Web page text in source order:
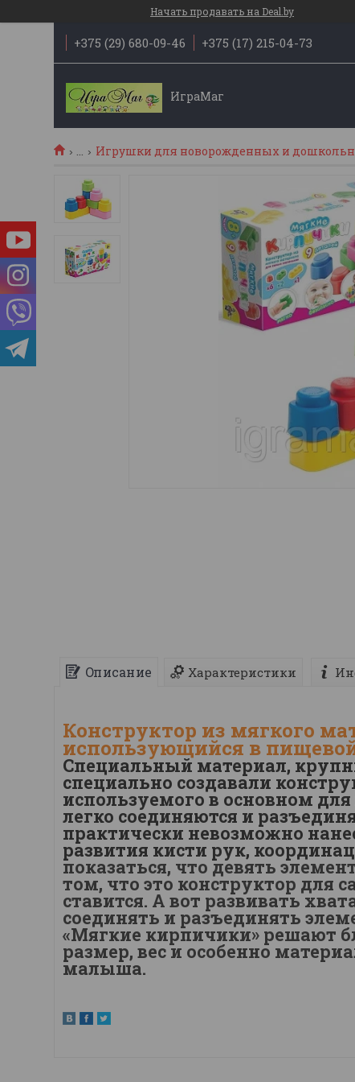
Начать продавать на Deal.by
+375 (29) 680-09-46 +375 (17) 215-04-73
ИграМаг
... Игрушки для новорожденных и
Описание Характеристики
Конструктор из мягкого
использующийся в
Специальный материал,
специально создавали
используемого в основном
легко соединяются и
практически невозможно
развития кисти рук,
показаться, что девять
том, что это конструктор для
ставится. А вот развивать
соединять и разъединять
«Мягкие кирпичики» решают
размер, вес и особенно
малыша.